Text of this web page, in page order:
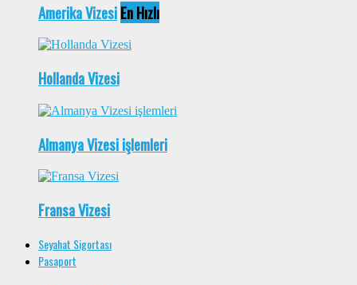
Amerika VizesiEn Hızlı
Hollanda Vizesi
Almanya Vizesi işlemleri
Fransa Vizesi
Seyahat Sigortası
Pasaport